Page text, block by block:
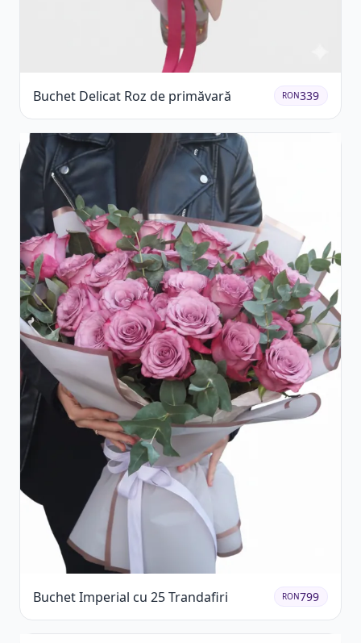
Buchet Delicat Roz de primăvară RON339
Buchet Imperial cu 25 Trandafiri RON799